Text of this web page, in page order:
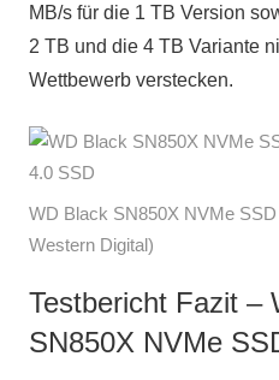
MB/s für die 1 TB Version
2 TB und die 4 TB Variante
Wettbewerb verstecken.
WD Black SN850X NVMe
Western Digital)
Testbericht Fazit –
SN850X NVMe